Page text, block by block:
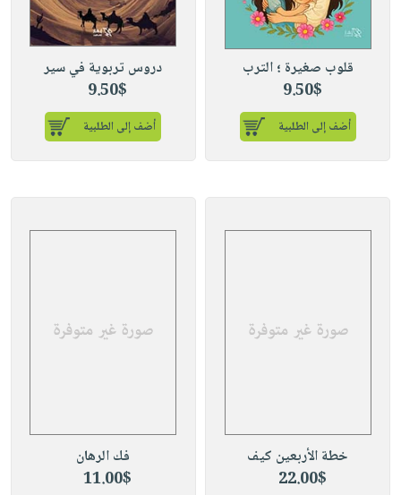
قلوب صغيرة ؛ الترب
9.50$
أضف إلى الطلبية
دروس تربوية في سير
9.50$
أضف إلى الطلبية
خطة الأربعين كيف
22.00$
فك الرهان
11.00$